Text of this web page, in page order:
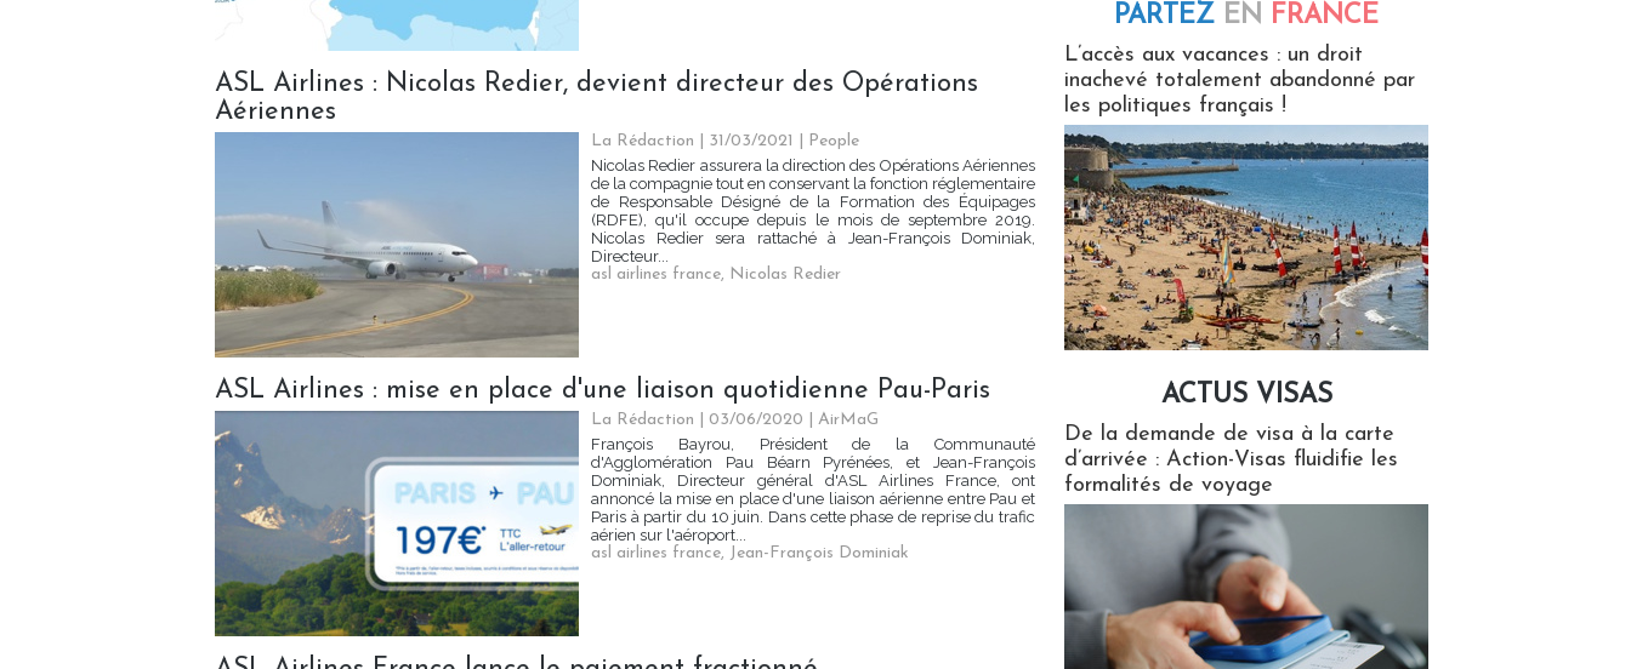
ASL Airlines : Nicolas Redier, devient directeur des Opérations
Aériennes
La Rédaction | 31/03/2021
People
Nicolas Redier assurera la direction des Opérations Aériennes
de la compagnie tout en conservant la fonction réglementaire
de Responsable Désigné de la Formation des Équipages
(RDFE), qu'il occupe depuis le mois de septembre 2019.
Nicolas Redier sera rattaché à Jean-François Dominiak,
Directeur...
asl airlines france, Nicolas Redier
ASL Airlines : mise en place d'une liaison quotidienne Pau-Paris
La Rédaction | 03/06/2020
AirMaG
François Bayrou, Président de la Communauté
d'Agglomération Pau Béarn Pyrénées, et Jean-François
Dominiak, Directeur général d'ASL Airlines France, ont
annoncé la mise en place d'une liaison aérienne entre Pau et
Paris à partir du 10 juin. Dans cette phase de reprise du trafic
aérien sur l'aéroport...
asl airlines france, Jean-François Dominiak
PARTEZ EN FRANCE
L’accès aux vacances : un droit
inachevé totalement abandonné par
les politiques français !
ACTUS VISAS
De la demande de visa à la carte
d’arrivée : Action-Visas fluidifie les
formalités de voyage